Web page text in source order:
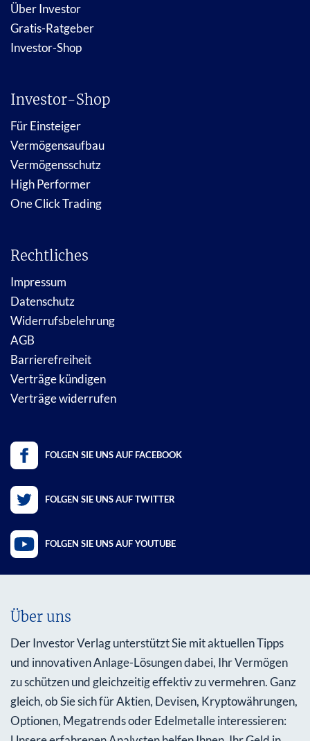
Über Investor
Gratis-Ratgeber
Investor-Shop
Investor-Shop
Für Einsteiger
Vermögensaufbau
Vermögensschutz
High Performer
One Click Trading
Rechtliches
Impressum
Datenschutz
Widerrufsbelehrung
AGB
Barrierefreiheit
Verträge kündigen
Verträge widerrufen
FOLGEN SIE UNS AUF FACEBOOK
FOLGEN SIE UNS AUF TWITTER
FOLGEN SIE UNS AUF YOUTUBE
Über uns
Der Investor Verlag unterstützt Sie mit aktuellen Tipps
und innovativen Anlage-Lösungen dabei, Ihr Vermögen
zu schützen und gleichzeitig effektiv zu vermehren. Ganz
gleich, ob Sie sich für Aktien, Devisen, Kryptowährungen,
Optionen, Megatrends oder Edelmetalle interessieren: